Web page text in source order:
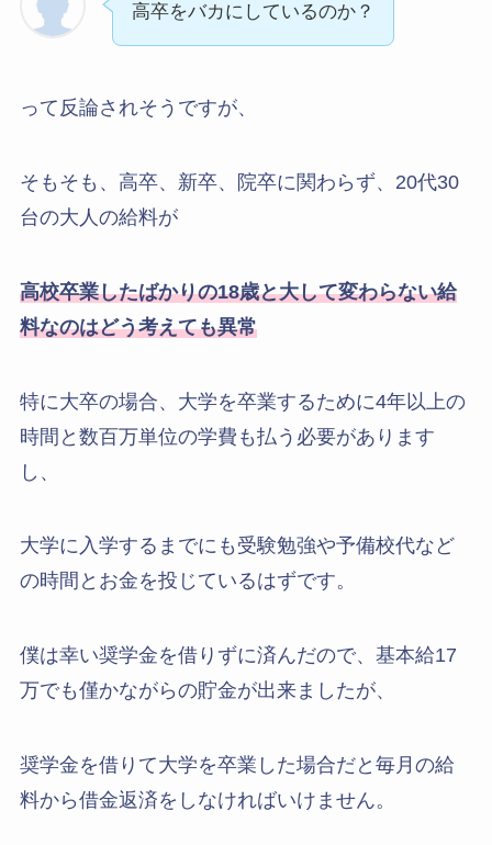
高卒をバカにしているのか？
って反論されそうですが、
そもそも、高卒、新卒、院卒に関わらず、20代30
台の大人の給料が
高校卒業したばかりの18歳と大して変わらない給
料なのはどう考えても異常
特に大卒の場合、大学を卒業するために4年以上の
時間と数百万単位の学費も払う必要があります
し、
大学に入学するまでにも受験勉強や予備校代など
の時間とお金を投じているはずです。
僕は幸い奨学金を借りずに済んだので、基本給17
万でも僅かながらの貯金が出来ましたが、
奨学金を借りて大学を卒業した場合だと毎月の給
料から借金返済をしなければいけません。